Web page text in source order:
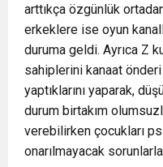
arttıkça özgünlük
erkeklere ise oyun
duruma geldi. Ayrıca Z
sahiplerini kanaat
yaptıklarını yaparak,
durum birtakım
verebilirken çocukları
onarılmayacak